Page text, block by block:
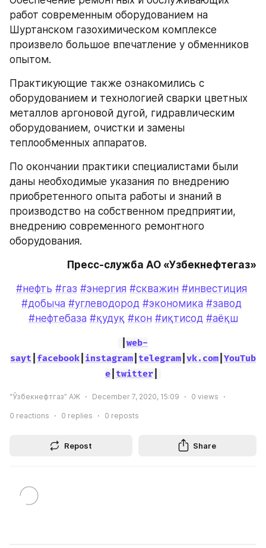
работ современным оборудованием на
Шуртанском газохимическом комплексе
произвело большое впечатление у обменников
опытом.
Практикующие также ознакомились с
оборудованием и технологией сварки цветных
металлов аргоновой дугой, гидравлическим
оборудованием, очистки и замены
теплообменных аппаратов.
По окончании практики специалистами были
даны необходимые указания по внедрению
приобретенного опыта работы и знаний в
производство на собственном предприятии,
внедрению современного ремонтного
оборудования.
Пресс-служба АО «Узбекнефтегаз»
#нефть #газ #энергия #скважин #инвестиция
#добыча #углеводород #экономика #завод
#нефтебаза #қудуқ #кон #иқтисод #аёқш
web-
sayt facebook instagram telegram vk.com YouTub
e| twitter|
“Ўзбекнефтгаз” АЖ December 7, 2020, 15:09 0 views
0 reactions 0 replies 0 reposts
Repost Share